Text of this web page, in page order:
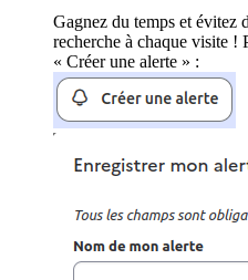
Gagnez du temps et évitez
recherche à chaque visite !
« Créer une alerte » :